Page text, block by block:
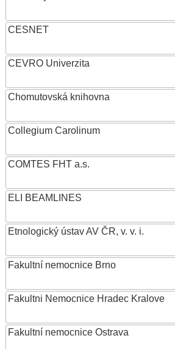
CESNET
CEVRO Univerzita
Chomutovská knihovna
Collegium Carolinum
COMTES FHT a.s.
ELI BEAMLINES
Etnologický ústav AV ČR, v. v. i.
Fakultní nemocnice Brno
Fakultni Nemocnice Hradec Kralove
Fakultní nemocnice Ostrava